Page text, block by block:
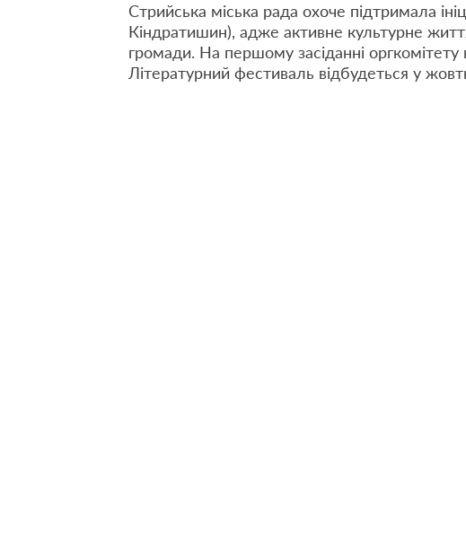
Стрийська міська рада охоче підтримала
Кіндратишин), адже активне культурне
громади. На першому засіданні
Літературний фестиваль відбудеться у